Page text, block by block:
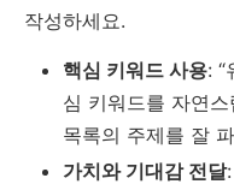
작성하세요.
핵심 키워드 사용: “
심 키워드를 자연
목록의 주제를 잘
가치와 기대감 전달